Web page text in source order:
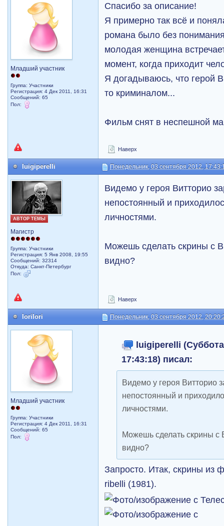
Младший участник
Группа: Участники
Регистрация: 4 Дек 2011, 16:31
Сообщений: 65
Пол:
Спасибо за описание!
Я примерно так всё и
романа было без
молодая женщина
момент, когда приходит
Я догадываюсь, что герой
то криминалом...
Фильм снят в неспешной
Наверх
luigiperelli Понедельник, 03 сентября 2012,
АВТОР ТЕМЫ
Магистр
Группа: Участники
Регистрация: 5 Янв 2008, 19:55
Сообщений: 32314
Откуда: Санкт-Петербург
Пол:
Видемо у героя Витторио
непостоянный и
личностями.
Можешь сделать скрины с
видно?
Наверх
lorilori Понедельник, 03 сентября 2012,
Младший участник
Группа: Участники
Регистрация: 4 Дек 2011, 16:31
Сообщений: 65
Пол:
luigiperelli
17:43:18) писал:
Видемо у героя Витторио
непостоянный и
личностями.
Можешь сделать скрины с
видно?
Запросто. Итак, скрины из
ribelli (1981).